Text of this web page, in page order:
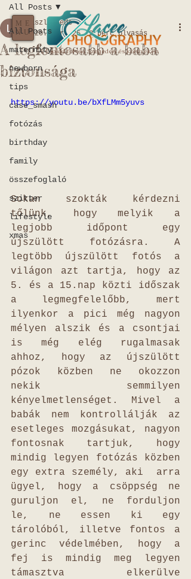
A Család fotósa Szegeden és környékén
ME
NU
All Posts
maternity
newborn
tips
case_smash
fotózás
birthday
family
összefoglaló
szitter
lifestyle
xmas
All Posts
A legfontosabb a baba
biztonsága
Laszlo Bede
2020. ápr. 25. 2 perc olvasás
https://youtu.be/bXfLMm5yuvs
Sokan szokták kérdezni
tőlünk, hogy melyik a
legjobb időpont egy
újszülött fotózásra. A
legtöbb újszülött fotós a
világon azt tartja, hogy az
5. és a 15.nap közti időszak
a legmegfelelőbb, mert
ilyenkor a pici még nagyon
mélyen alszik és a csontjai
is még elég rugalmasak
ahhoz, hogy az újszülött
pózok közben ne okozzon
nekik semmilyen
kényelmetlenséget. Mivel a
babák nem kontrollálják az
esetleges mozgásukat, nagyon
fontosnak tartjuk, hogy
mindig legyen fotózás közben
egy extra személy, aki  arra
ügyel, hogy a csöppség ne
guruljon el, ne forduljon
le, ne essen ki egy
tárolóból, illetve fontos a
gerinc védelmében, hogy a
fej is mindig meg legyen
támasztva elkerülve